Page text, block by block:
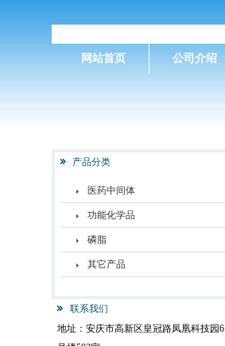
网站首页 公司介绍
产品分类
医药中间体
功能化学品
磷脂
其它产品
联系我们
地址：安庆市高新区皇冠路凤凰科技园6